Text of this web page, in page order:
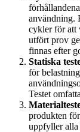
användning.
cykler för att
utfört prov
finnas efter
Statiska
för
Testet
produkten
uppfyller alla